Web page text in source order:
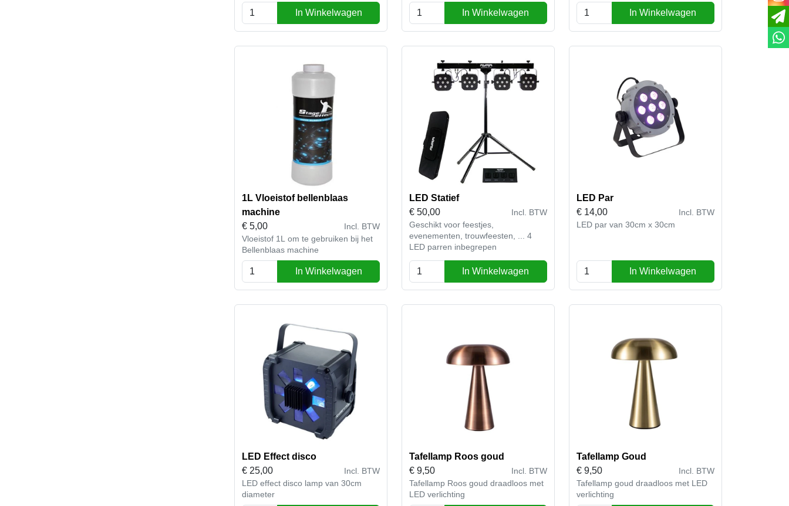
In Winkelwagen In Winkelwagen In Winkelwagen
1L Vloeistof bellenblaas
machine
€ 5,00
Incl. BTW
Vloeistof 1L om te gebruiken bij het
Bellenblaas machine
In Winkelwagen
LED Statief
€ 50,00
Incl. BTW
Geschikt voor feestjes,
evenementen, trouwfeesten, ... 4
LED parren inbegrepen
In Winkelwagen
LED Par
€ 14,00
Incl. BTW
LED par van 30cm x 30cm
In Winkelwagen
LED Effect disco
€ 25,00
Incl. BTW
LED effect disco lamp van 30cm
diameter
Tafellamp Roos goud
€ 9,50
Incl. BTW
Tafellamp Roos goud draadloos met
LED verlichting
Tafellamp Goud
€ 9,50
Incl. BTW
Tafellamp goud draadloos met LED
verlichting